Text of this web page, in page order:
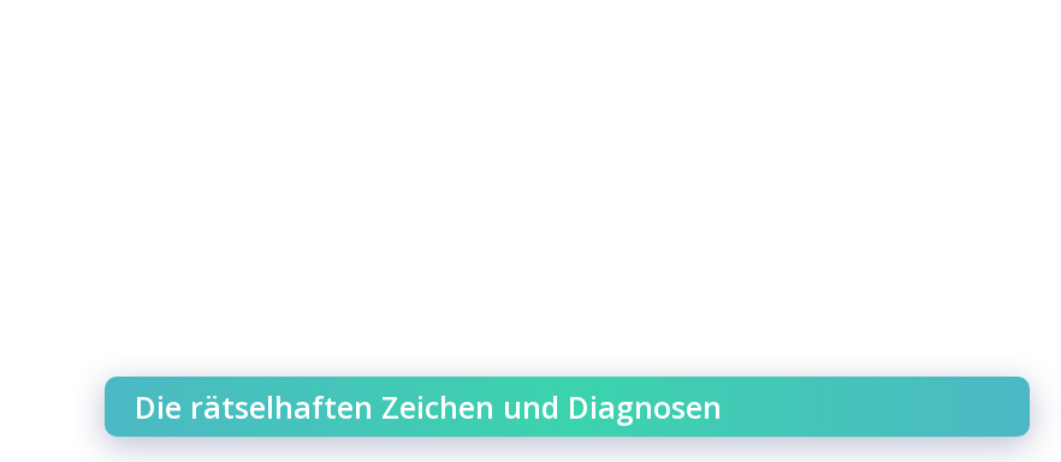
Die rätselhaften Zeichen und Diagnosen